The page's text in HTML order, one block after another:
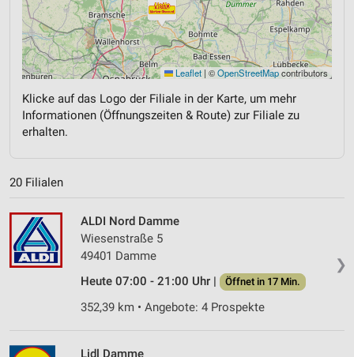
Leaflet | ©OpenStreetMapcontributors
Klicke auf das Logo der Filiale in der Karte, um mehr
Informationen (Öffnungszeiten & Route) zur Filiale zu
erhalten.
20 Filialen
❯
ALDI Nord Damme
Wiesenstraße 5
49401 Damme
Heute 07:00 - 21:00 Uhr |
Öffnet in 17 Min.
352,39 km • Angebote: 4 Prospekte
Lidl Damme